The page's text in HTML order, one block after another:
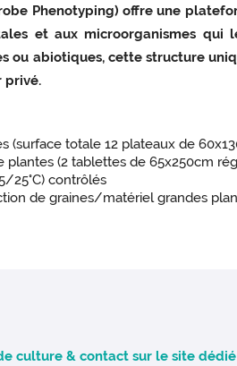
Phenotyping) offre une
et aux microorganismes
ou abiotiques, cette structure
privé.
(surface totale 12 plateaux de
(2 tablettes de 65x250cm
25°C) contrôlés
de graines/matériel grandes
culture & contact sur le site dédié